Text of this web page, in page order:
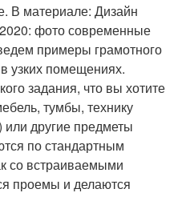
В материале: Дизайн
фото современные
примеры грамотного
узких помещениях.
задания, что вы хотите
тумбы, технику
или другие предметы
по стандартным
со встраиваемыми
проемы и делаются